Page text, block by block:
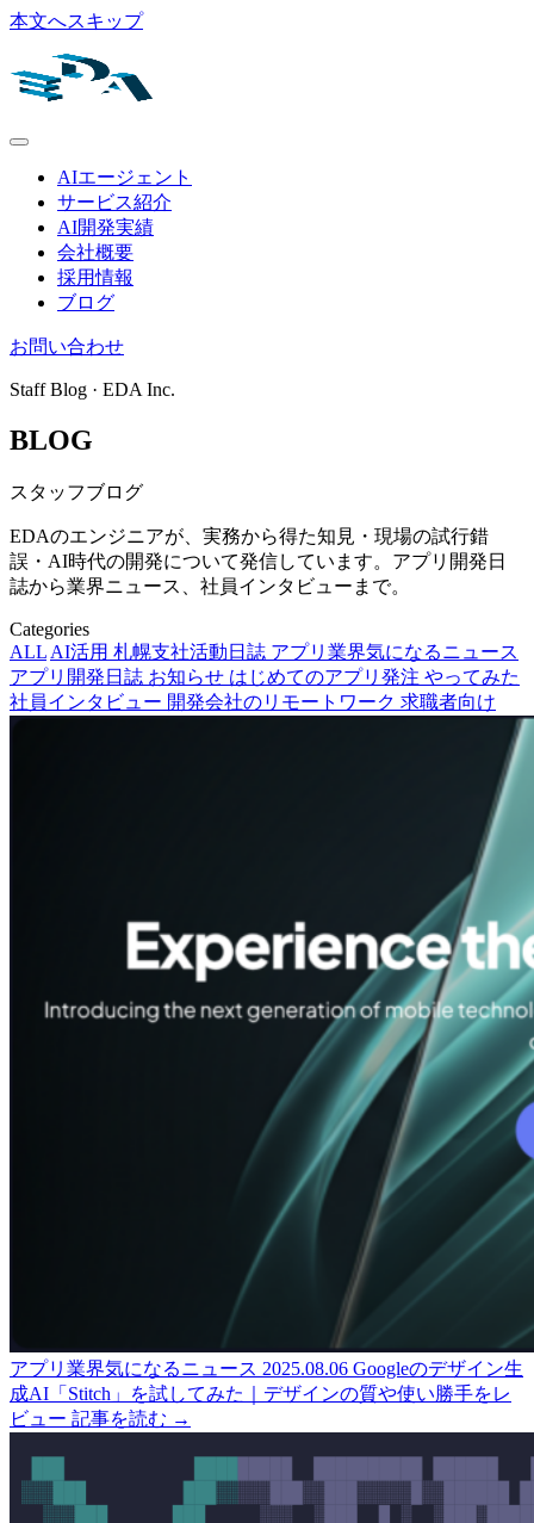
本文へスキップ
AIエージェント
サービス紹介
AI開発実績
会社概要
採用情報
ブログ
お問い合わせ
Staff Blog · EDA Inc.
BLOG
スタッフブログ
EDAのエンジニアが、実務から得た知見・現場の試行錯
誤・AI時代の開発について発信しています。アプリ開発日
誌から業界ニュース、社員インタビューまで。
Categories
ALL AI活用 札幌支社活動日誌 アプリ業界気になるニュース
アプリ開発日誌 お知らせ はじめてのアプリ発注 やってみた
社員インタビュー 開発会社のリモートワーク 求職者向け
アプリ業界気になるニュース 2025.08.06 Googleのデザイン生
成AI「Stitch」を試してみた｜デザインの質や使い勝手をレ
ビュー 記事を読む →